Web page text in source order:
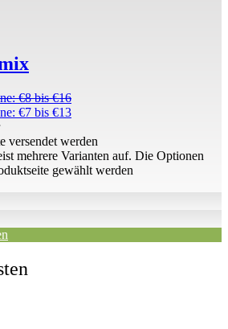
€8 bis €16
€7 bis €13
versendet werden
mehrere Varianten auf. Die Optionen
gewählt werden